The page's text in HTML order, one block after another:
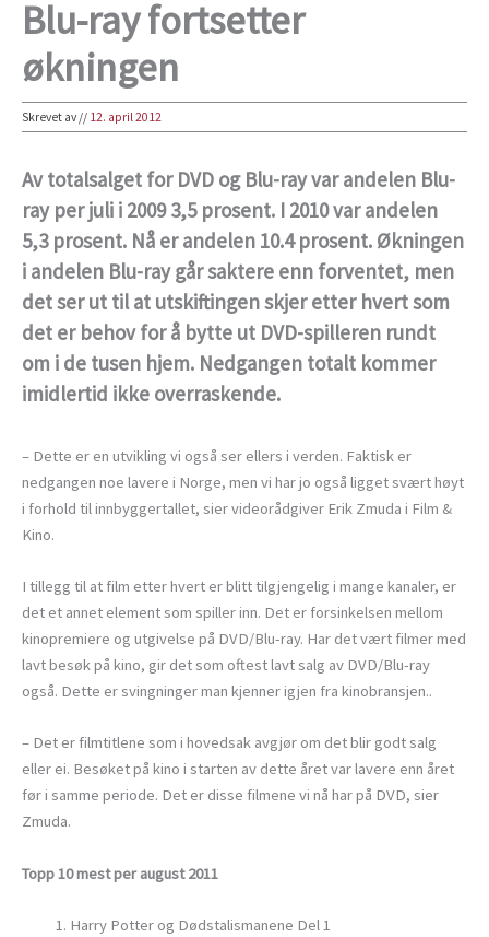
Blu-ray fortsetter
økningen
Skrevet av// 12. april 2012
Av totalsalget for DVD og Blu-ray var andelen Blu-
ray per juli i 2009 3,5 prosent. I 2010 var andelen
5,3 prosent. Nå er andelen 10.4 prosent. Økningen
i andelen Blu-ray går saktere enn forventet, men
det ser ut til at utskiftingen skjer etter hvert som
det er behov for å bytte ut DVD-spilleren rundt
om i de tusen hjem. Nedgangen totalt kommer
imidlertid ikke overraskende.
– Dette er en utvikling vi også ser ellers i verden. Faktisk er
nedgangen noe lavere i Norge, men vi har jo også ligget svært høyt
i forhold til innbyggertallet, sier videorådgiver Erik Zmuda i Film &
Kino.
I tillegg til at film etter hvert er blitt tilgjengelig i mange kanaler, er
det et annet element som spiller inn. Det er forsinkelsen mellom
kinopremiere og utgivelse på DVD/Blu-ray. Har det vært filmer med
lavt besøk på kino, gir det som oftest lavt salg av DVD/Blu-ray
også. Dette er svingninger man kjenner igjen fra kinobransjen..
– Det er filmtitlene som i hovedsak avgjør om det blir godt salg
eller ei. Besøket på kino i starten av dette året var lavere enn året
før i samme periode. Det er disse filmene vi nå har på DVD, sier
Zmuda.
Topp 10 mest per august 2011
Harry Potter og Dødstalismanene Del 1